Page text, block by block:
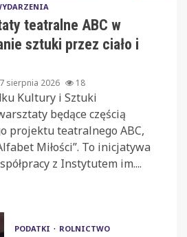
teatralne ABC w
sztuki przez ciało i
7 sierpnia 2026 18
Kultury i Sztuki
będące częścią
projektu teatralnego ABC,
Miłości”. To inicjatywa
z Instytutem im....
PODATKI ROLNICTWO